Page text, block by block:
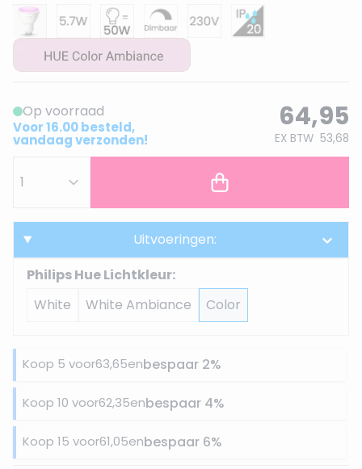
Op voorraad
Voor 16.00 besteld,
vandaag verzonden!
64,95
EX BTW 53,68
Uitvoeringen:
Philips Hue Lichtkleur:
White
White Ambiance Color
Koop 5 voor63,65enbespaar 2%
Koop 10 voor62,35enbespaar 4%
Koop 15 voor61,05enbespaar 6%